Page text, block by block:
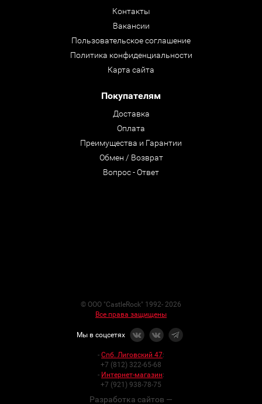
Контакты
Вакансии
Пользовательское соглашение
Политика конфиденциальности
Карта сайта
Покупателям
Доставка
Оплата
Преимущества и Гарантии
Обмен / Возврат
Вопрос - Ответ
© ООО "CastleRock" 1992- 2026
Все права защищены
Мы в соцсетях
- Спб. Лиговский 47:
+7 (812) 322-65-68
- Интернет-магазин:
+7 (921) 938-78-75
Разработка сайтов —